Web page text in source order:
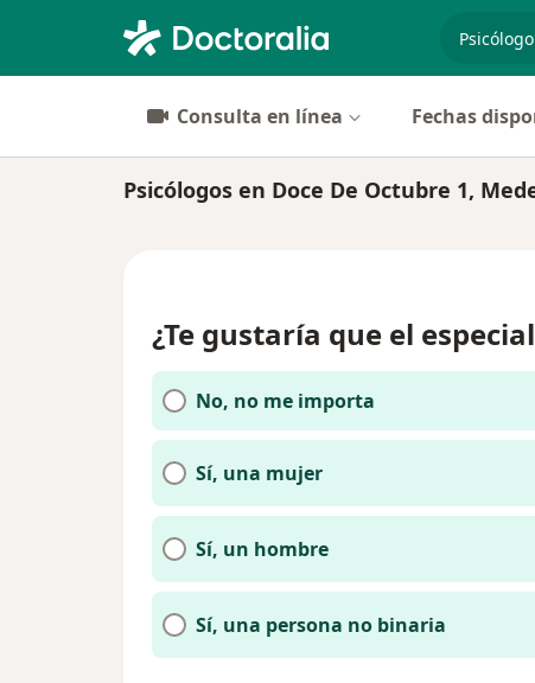
Consulta en línea Fechas
Psicólogos en Doce De Octubre 1,
¿Te gustaría que el
No, no me importa
Sí, una mujer
Sí, un hombre
Sí, una persona no binaria